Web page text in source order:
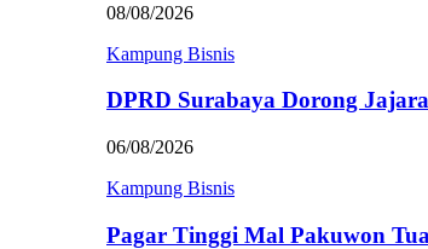
08/08/2026
Kampung Bisnis
DPRD Surabaya Dorong
06/08/2026
Kampung Bisnis
Pagar Tinggi Mal Pakuwon